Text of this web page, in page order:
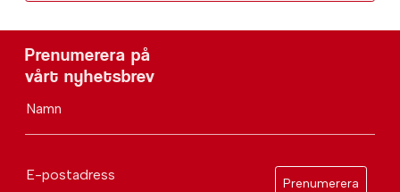
Prenumerera på
vårt nyhetsbrev
Namn
E-postadress
Prenumerera